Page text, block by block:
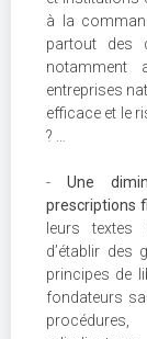
à la
partout des
entreprises
efficace et le
? …
- Une
prescriptions
leurs textes
d’établir des
principes de
fondateurs